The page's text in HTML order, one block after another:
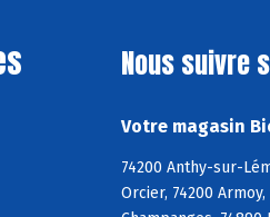
Nous suivre
Votre magasin
74200 Anthy-sur-
Orcier, 74200